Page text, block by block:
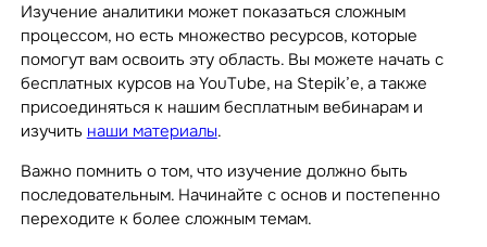
Изучение аналитики может показаться сложным
процессом, но есть множество ресурсов, которые
помогут вам освоить эту область. Вы можете начать с
бесплатных курсов на YouTube, на Stepik’е, а также
присоединяться к нашим бесплатным вебинарам и
изучить наши материалы.
Важно помнить о том, что изучение должно быть
последовательным. Начинайте с основ и постепенно
переходите к более сложным темам.